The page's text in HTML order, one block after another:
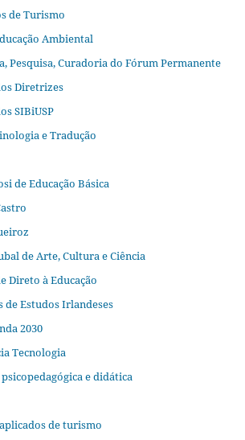
de Turismo
Ambiental
Pesquisa, Curadoria do Fórum Permanente
Diretrizes
SIBiUSP
e Tradução
de Educação Básica
de Arte, Cultura e Ciência
Direto à Educação
de Estudos Irlandeses
2030
Tecnologia
e didática
de turismo